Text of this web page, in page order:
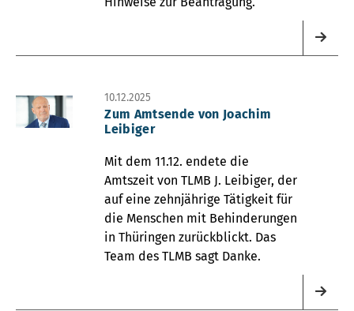
10.12.2025
Zum Amtsende von Joachim
Leibiger
Mit dem 11.12. endete die
Amtszeit von TLMB J. Leibiger, der
auf eine zehnjährige Tätigkeit für
die Menschen mit Behinderungen
in Thüringen zurückblickt. Das
Team des TLMB sagt Danke.